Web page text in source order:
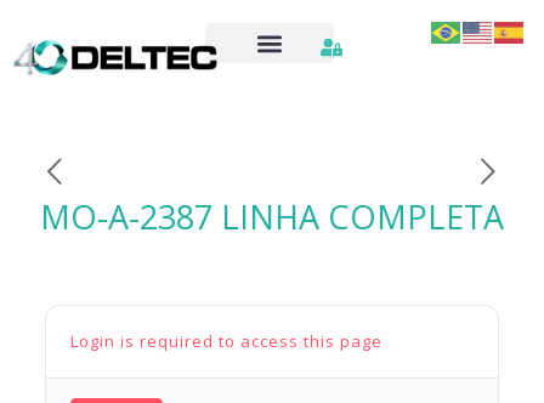
MO-A-2387 LINHA COMPLETA
Login is required to access this page